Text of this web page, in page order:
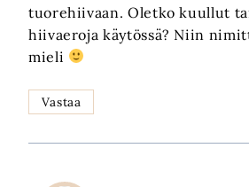
tuorehiivaan. Oletko kuullut
hiivaeroja käytössä? Niin
mieli
Vastaa